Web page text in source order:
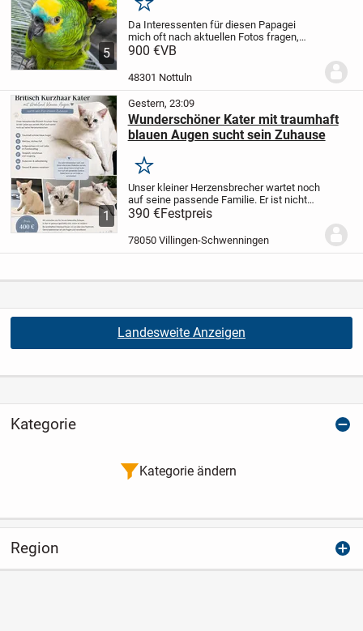
5
Merken
Da Interessenten für diesen Papagei
mich oft nach aktuellen Fotos fragen,
teile ich hier Bilder, die heute, am 14. Juni
PREISE GEÄNDERT JETZT 700€
900 €VB
48301 Nottuln
1
Gestern, 23:09
Wunderschöner Kater mit traumhaft
blauen Augen sucht sein Zuhause
Merken
Unser kleiner Herzensbrecher wartet noch
auf seine passende Familie. Er ist nicht
nur wunderschön, sondern auch
verschmust, verspielt, neugierig und
bestens sozialisiert. Er wächst liebevoll
390 €Festpreis
78050 Villingen-Schwenningen
Landesweite Anzeigen
Kategorie
Kategorie ändern
Region